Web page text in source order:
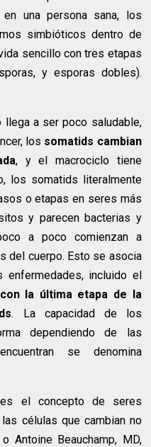
una persona sana, los
simbióticos dentro de
sencillo con tres etapas
y esporas dobles).
llega a ser poco saludable,
los somatids cambian
, y el macrociclo tiene
los somatids literalmente
o etapas en seres más
y parecen bacterias y
a poco comienzan a
del cuerpo. Esto se asocia
incluido el
la última etapa de la
. La capacidad de los
dependiendo de las
se denomina
el concepto de seres
células que cambian no
Antoine Beauchamp, MD,